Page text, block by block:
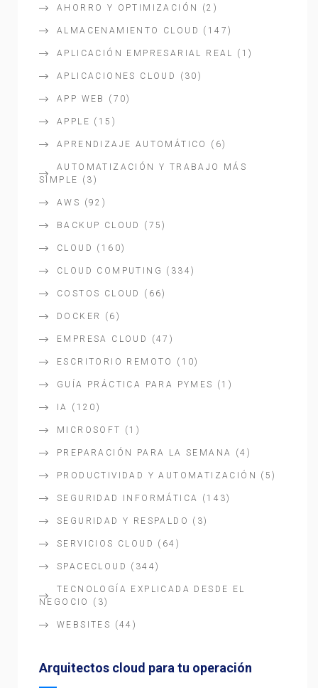
AHORRO Y OPTIMIZACIÓN (2)
ALMACENAMIENTO CLOUD (147)
APLICACIÓN EMPRESARIAL REAL (1)
APLICACIONES CLOUD (30)
APP WEB (70)
APPLE (15)
APRENDIZAJE AUTOMÁTICO (6)
AUTOMATIZACIÓN Y TRABAJO MÁS
SIMPLE
(3)
AWS (92)
BACKUP CLOUD (75)
CLOUD (160)
CLOUD COMPUTING (334)
COSTOS CLOUD (66)
DOCKER (6)
EMPRESA CLOUD (47)
ESCRITORIO REMOTO (10)
GUÍA PRÁCTICA PARA PYMES (1)
IA (120)
MICROSOFT (1)
PREPARACIÓN PARA LA SEMANA (4)
PRODUCTIVIDAD Y AUTOMATIZACIÓN (5)
SEGURIDAD INFORMÁTICA (143)
SEGURIDAD Y RESPALDO (3)
SERVICIOS CLOUD (64)
SPACECLOUD (344)
TECNOLOGÍA EXPLICADA DESDE EL
NEGOCIO
(3)
WEBSITES (44)
Arquitectos cloud para tu operación